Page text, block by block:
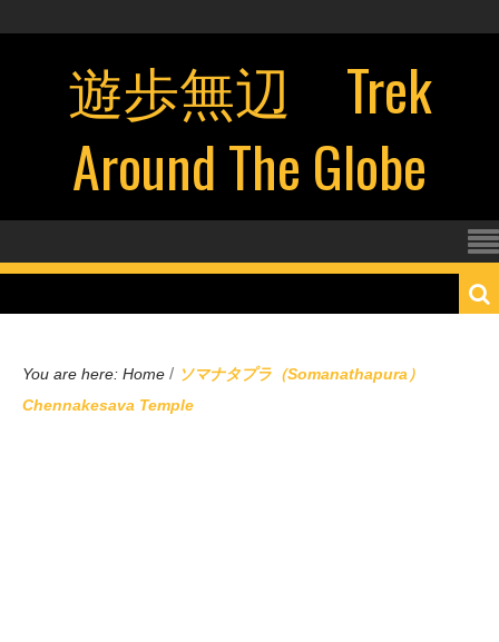
遊歩無辺 Trek
Around The Globe
You are here: Home / ソマナタプラ（Somanathapura）
Chennakesava Temple